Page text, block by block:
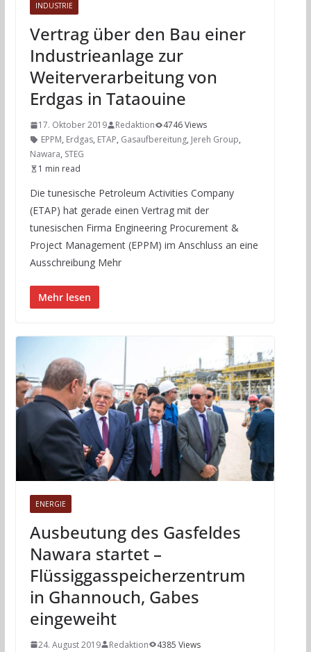
INDUSTRIE
Vertrag über den Bau einer
Industrieanlage zur
Weiterverarbeitung von
Erdgas in Tataouine
17. Oktober 2019 Redaktion
4746 Views
EPPM, Erdgas, ETAP, Gasaufbereitung, Jereh Group,
Nawara, STEG
1 min read
Die tunesische Petroleum Activities Company
(ETAP) hat gerade einen Vertrag mit der
tunesischen Firma Engineering Procurement &
Project Management (EPPM) im Anschluss an eine
Ausschreibung Mehr
Mehr lesen
ENERGIE
Ausbeutung des Gasfeldes
Nawara startet –
Flüssiggasspeicherzentrum
in Ghannouch, Gabes
eingeweiht
24. August 2019 Redaktion
4385 Views